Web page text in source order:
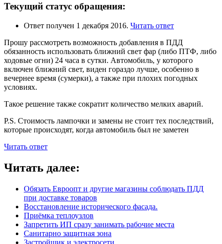
Текущий статус обращения:
Ответ получен 1 декабря 2016. Читать ответ
Прошу рассмотреть возможность добавления в ПДД
обязанность использовать ближний свет фар (либо ПТФ, либо
ходовые огни) 24 часа в сутки. Автомобиль, у которого
включен ближний свет, виден гораздо лучше, особенно в
вечернее время (сумерки), а также при плохих погодных
условиях.
Такое решение также сократит количество мелких аварий.
P.S. Стоимость лампочки и замены не стоит тех последствий,
которые происходят, когда автомобиль был не заметен
Читать ответ
Читать далее:
Обязать Евроопт и другие магазины соблюдать ПДД
при доставке товаров
Восстановление исторического фасада.
Приёмка теплоузлов
Запретить ИП сразу занимать рабочие места
Санитарно защитная зона
Застройщик и электросети